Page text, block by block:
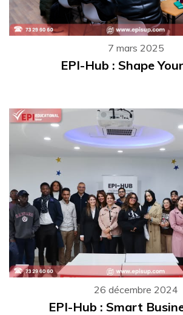
7 mars 2025
EPI-Hub : Shape
26 décembre 2024
EPI-Hub : Smart